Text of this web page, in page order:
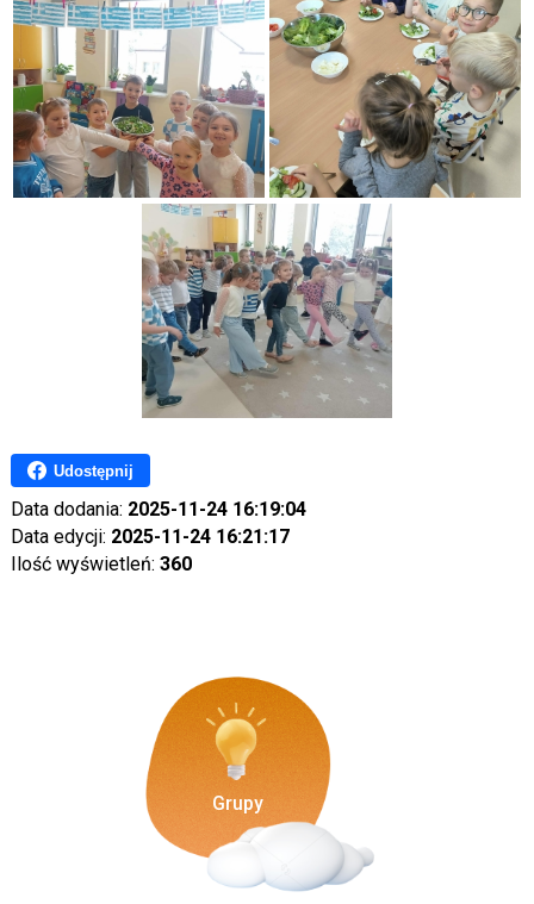
Udostępnij
Data dodania: 2025-11-24 16:19:04
Data edycji: 2025-11-24 16:21:17
Ilość wyświetleń: 360
Grupy